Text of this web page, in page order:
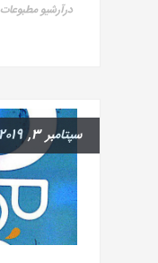
درآرشیو مطبوعات
سپتامبر 3, 2019